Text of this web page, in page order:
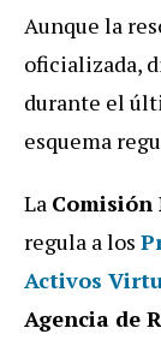
Aunque la
oficializada,
durante el
esquema
La Comisión
regula a los
Activos
Agencia de